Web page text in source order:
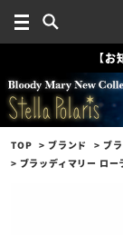
【
TOP ブランド
ブ
ブラッディマリー ロ